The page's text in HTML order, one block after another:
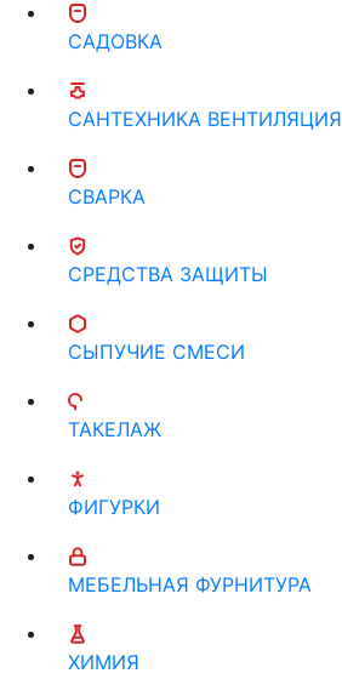
САДОВКА
САНТЕХНИКА ВЕНТИЛЯЦИЯ
СВАРКА
СРЕДСТВА ЗАЩИТЫ
СЫПУЧИЕ СМЕСИ
ТАКЕЛАЖ
ФИГУРКИ
МЕБЕЛЬНАЯ ФУРНИТУРА
ХИМИЯ